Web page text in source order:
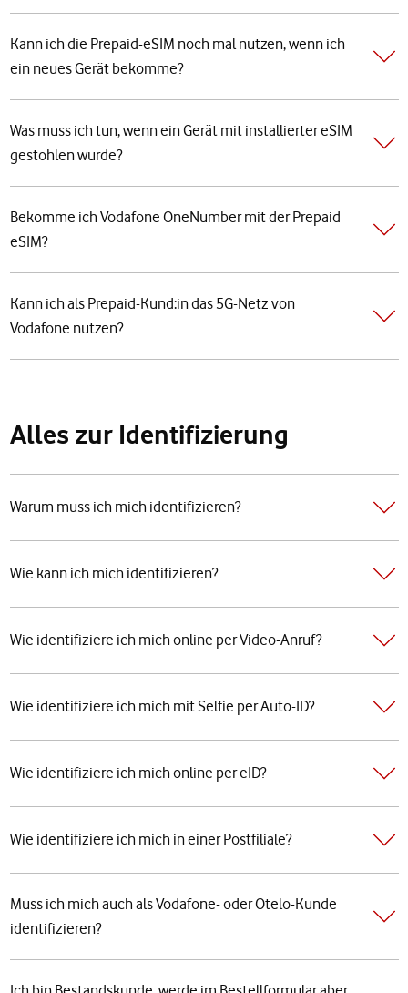
Kann ich die Prepaid-eSIM noch mal nutzen, wenn ich
ein neues Gerät bekomme?
Was muss ich tun, wenn ein Gerät mit installierter eSIM
gestohlen wurde?
Bekomme ich Vodafone OneNumber mit der Prepaid
eSIM?
Kann ich als Prepaid-Kund:in das 5G-Netz von
Vodafone nutzen?
Alles zur Identifizierung
Warum muss ich mich identifizieren?
Wie kann ich mich identifizieren?
Wie identifiziere ich mich online per Video-Anruf?
Wie identifiziere ich mich mit Selfie per Auto-ID?
Wie identifiziere ich mich online per eID?
Wie identifiziere ich mich in einer Postfiliale?
Muss ich mich auch als Vodafone- oder Otelo-Kunde
identifizieren?